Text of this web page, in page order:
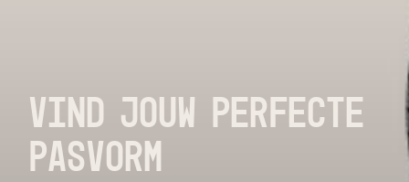
VIND JOUW PERFECTE
PASVORM